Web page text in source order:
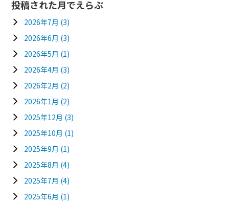
投稿された月でえらぶ
2026年7月 (3)
2026年6月 (3)
2026年5月 (1)
2026年4月 (3)
2026年2月 (2)
2026年1月 (2)
2025年12月 (3)
2025年10月 (1)
2025年9月 (1)
2025年8月 (4)
2025年7月 (4)
2025年6月 (1)